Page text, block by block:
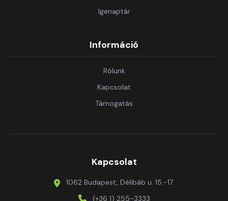
Igenaptár
Információ
Rólunk
Kapcsolat
Támogatás
Kapcsolat
1062 Budapest, Délibáb u. 15.-17.
(+36 1) 255-3333